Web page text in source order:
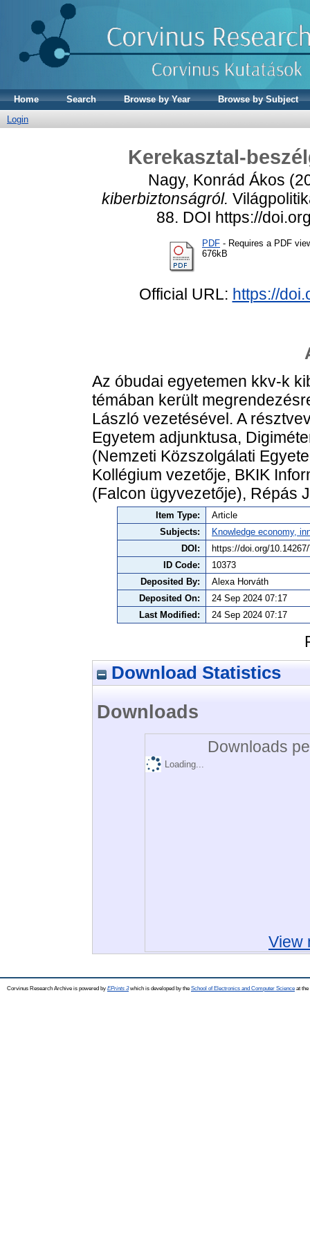
Home Search Browse by Year
Browse by Subject
Login
Kerekasztal-
Nagy, Konrád Ákos
kiberbiztonságról.
88. DOI https://
PDF - Requires a PDF
676kB
Official URL: https://
Az óbudai egyetemen kkv-k
témában került
László vezetésével. A
Egyetem adjunktusa,
(Nemzeti Közszolgálati
Kollégium vezetője, BKIK
(Falcon ügyvezetője), Répás
Item Type:
Article
Subjects:
Knowledge economy,
DOI:
https://doi.org/
ID Code:
10373
Deposited By:
Alexa Horváth
Deposited On:
24 Sep 2024 07:17
Last Modified:
24 Sep 2024 07:17
Download Statistics
Downloads
Downloads
Loading...
View
Corvinus Research Archive is powered by EPrints 3which is developed by the School of Electronics and Computer Science at